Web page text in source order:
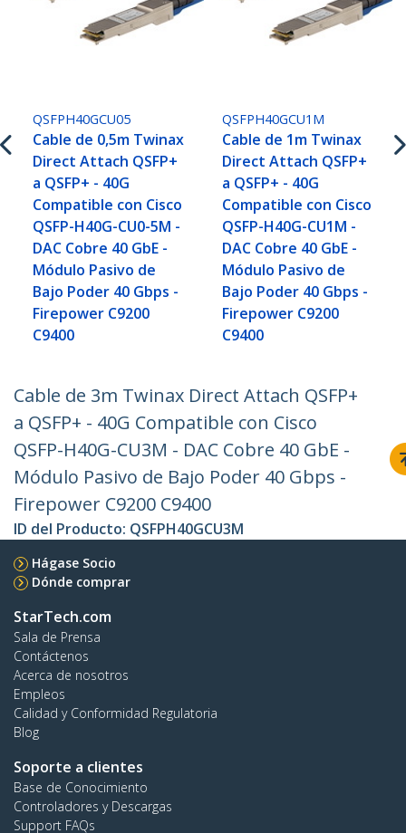
QSFPH40GCU05
Cable de 0,5m Twinax
Direct Attach QSFP+
a QSFP+ - 40G
Compatible con Cisco
QSFP-H40G-CU0-5M -
DAC Cobre 40 GbE -
Módulo Pasivo de
Bajo Poder 40 Gbps -
Firepower C9200
C9400
QSFPH40GCU1M
Cable de 1m Twinax
Direct Attach QSFP+
a QSFP+ - 40G
Compatible con Cisco
QSFP-H40G-CU1M -
DAC Cobre 40 GbE -
Módulo Pasivo de
Bajo Poder 40 Gbps -
Firepower C9200
C9400
Cable de 3m Twinax Direct Attach QSFP+
a QSFP+ - 40G Compatible con Cisco
QSFP-H40G-CU3M - DAC Cobre 40 GbE -
Módulo Pasivo de Bajo Poder 40 Gbps -
Firepower C9200 C9400
ID del Producto: QSFPH40GCU3M
Hágase Socio
Dónde comprar
StarTech.com
Sala de Prensa
Contáctenos
Acerca de nosotros
Empleos
Calidad y Conformidad Regulatoria
Blog
Soporte a clientes
Base de Conocimiento
Controladores y Descargas
Support FAQs